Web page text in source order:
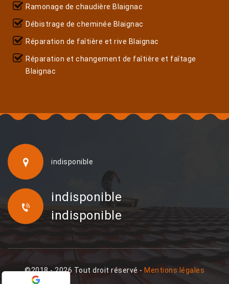
Ramonage de chaudière Blaignac
Débistrage de cheminée Blaignac
Réparation de faîtière et rive Blaignac
Réparation et changement de faîtière et faîtage
Blaignac
indisponible
indisponible
indisponible
©2018 - 2026 Tout droit réservé - Mentions légales